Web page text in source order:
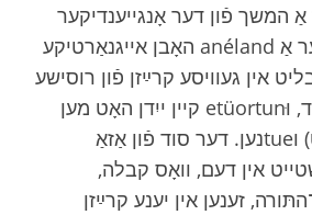
המשך פֿון דער אָנגייענדיקער
פֿאָרש־אַרבעט איבער אַ anéland האָבן אייגנאַרטיקע
אין געוויסע קרײַזן פֿון רוסישע
קריסטן – אין אַ לאַנד, וetüortunּ קיין ייִדן האָט מען
אַפֿילו נישט געלאָזט) וtueנען. דער סוד פֿון אַזאַ
אין דעם, וואָס קבלה,
זענען אין יענע קרײַזן